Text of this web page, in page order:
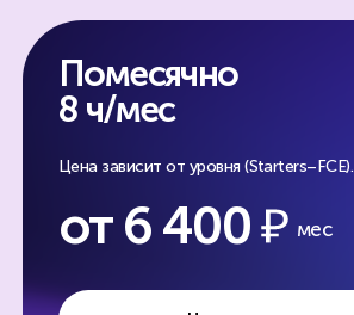
Помесячно
8 ч/мес
Цена зависит от уровня(Starters–FCE).
от 6 400 мес